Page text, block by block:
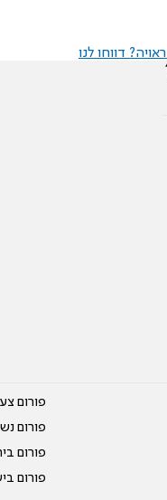
דווחו לנו
פורום
פורום
פורום
פורום